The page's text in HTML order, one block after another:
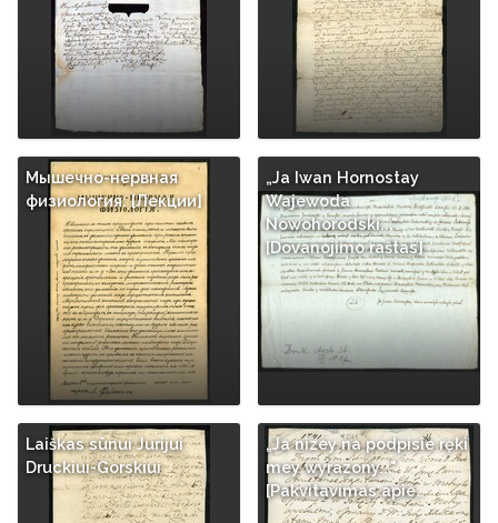
Мышечно-нервная
физиология: [Лекции]
„Ja Iwan Hornostay
Wajewoda
Nowohorodski...".
[Dovanojimo raštas]
Laiškas sūnui Jurijui
Druckiui-Gorskiui
„Ja nizey na podpisie ręki
mey wyrazony..."
[Pakvitavimas apie…